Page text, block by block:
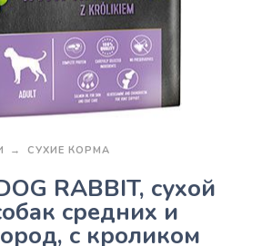
СУХИЕ КОРМА
RABBIT, сухой
средних и
с кроликом